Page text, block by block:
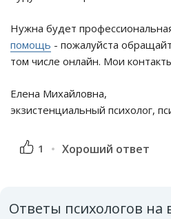
Нужна будет
помощь - пожалуйста
том числе онлайн. Мои
Елена Михайловна,
экзистенциальный психолог,
1 Хороший ответ
Ответы психологов на